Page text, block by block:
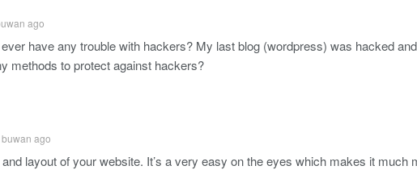
ago
have any trouble with hackers? My last blog (wordpress) was hacked
methods to protect against hackers?
ago
and layout of your website. It’s a very easy on the eyes which makes it